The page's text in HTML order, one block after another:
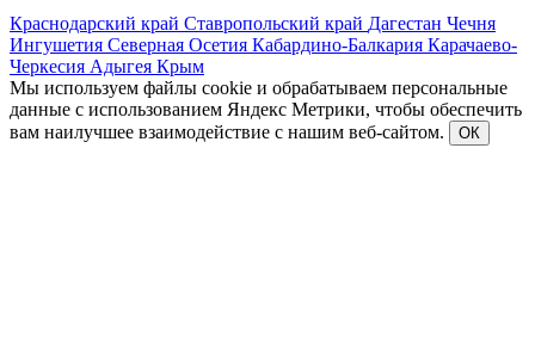
Краснодарский край Ставропольский край Дагестан Чечня
Ингушетия Северная Осетия Кабардино-Балкария Карачаево-
Черкесия Адыгея Крым
Мы используем файлы cookie и обрабатываем персональные
данные с использованием Яндекс Метрики, чтобы обеспечить
вам наилучшее взаимодействие с нашим веб-сайтом.
ОК